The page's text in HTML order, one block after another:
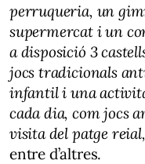
perruqueria, un
supermercat i un
a disposició 3
jocs tradicionals
infantil i una
cada dia, com jocs
visita del patge
entre d’altres.